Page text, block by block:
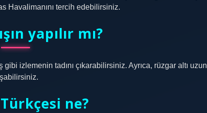
Havalimanını tercih edebilirsiniz.
yapılır mı?
izlemenin tadını çıkarabilirsiniz. Ayrıca, rüzgar altı uzun
ne?